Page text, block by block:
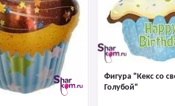
Фигура "Кекс со
Голубой"